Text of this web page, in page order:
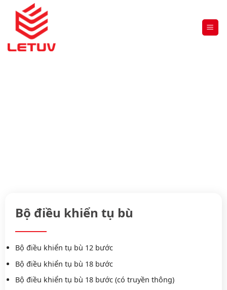
Bộ điều khiển tụ bù
Bộ điều khiển tụ bù 12 bước
Bộ điều khiển tụ bù 18 bước
Bộ điều khiển tụ bù 18 bước (có truyền thông)